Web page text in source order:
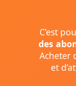
C’est
des
Acheter
et